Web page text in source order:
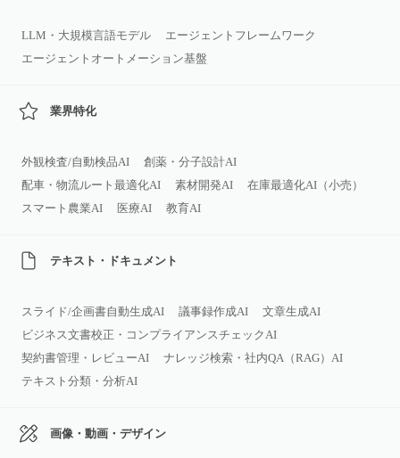
LLM・大規模言語モデル
エージェントフレームワーク
エージェントオートメーション基盤
業界特化
外観検査/自動検品AI
創薬・分子設計AI
配車・物流ルート最適化AI
素材開発AI
在庫最適化AI（小売）
スマート農業AI
医療AI 教育AI
テキスト・ドキュメント
スライド/企画書自動生成AI 議事録作成AI
文章生成AI
ビジネス文書校正・コンプライアンスチェックAI
契約書管理・レビューAI
ナレッジ検索・社内QA（RAG）AI
テキスト分類・分析AI
画像・動画・デザイン